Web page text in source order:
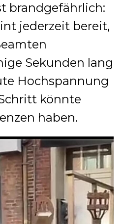
brandgefährlich:
jederzeit bereit,
Sekunden lang
Hochspannung
könnte
haben.